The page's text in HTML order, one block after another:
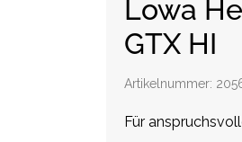
Lowa
GTX HI
Artikelnummer:
Für